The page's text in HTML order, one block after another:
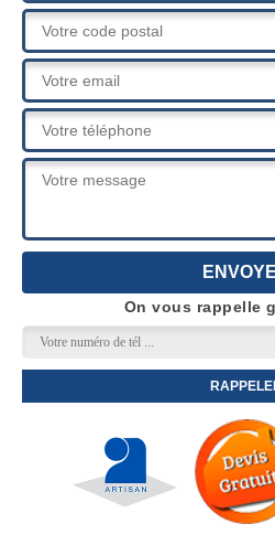
On vous rappelle